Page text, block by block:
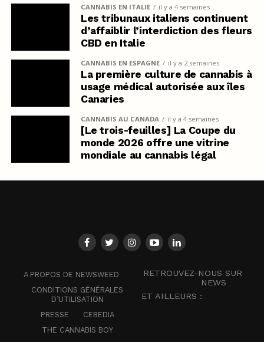
CANNABIS EN ITALIE il y a 4 semaines
Les tribunaux italiens continuent
d’affaiblir l’interdiction des fleurs
CBD en Italie
CANNABIS EN ESPAGNE il y a 2 semaines
La première culture de cannabis à
usage médical autorisée aux îles
Canaries
CANNABIS AU CANADA il y a 4 semaines
[Le trois-feuilles] La Coupe du
monde 2026 offre une vitrine
mondiale au cannabis légal
A PROPOS DE NEWSWEED
CONDITIONS GÉNÉRALES
D’UTILISATION
PRESSE
CEBEDIA
THE CANNABIS BOY
RETROUVEZ-NOUS SUR
NEWS
ET AILLEURS :